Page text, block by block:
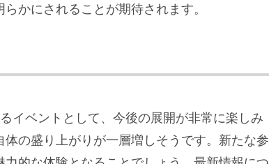
かにされることが期待されます。
イベントとして、今後の展開が非常に楽しみ
の盛り上がりが一層増しそうです。新たな参